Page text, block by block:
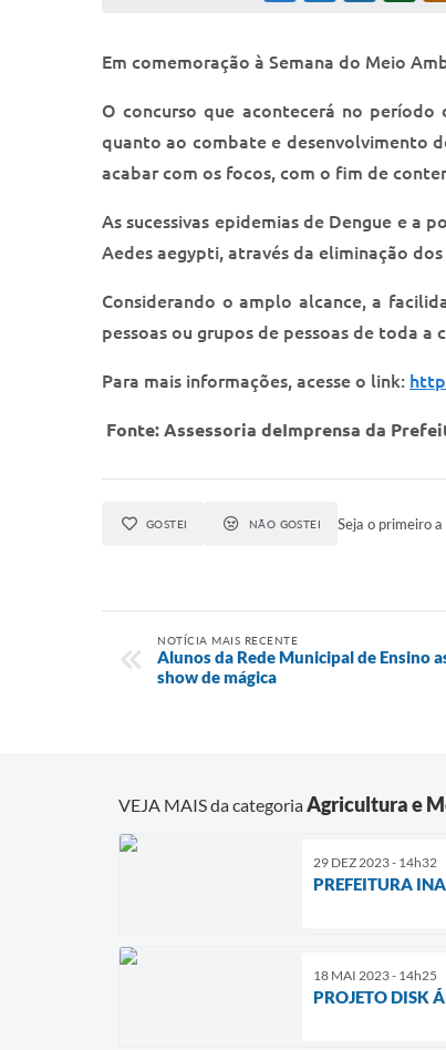
Em comemoração à Semana do Meio
O concurso que acontecerá no
quanto ao combate e desenvolvimento
acabar com os focos, com o fim de
As sucessivas epidemias de Dengue e a
Aedes aegypti, através da eliminação
Considerando o amplo alcance, a
pessoas ou grupos de pessoas de toda a
Para mais informações, acesse o link:
Fonte: Assessoria deImprensa da
GOSTEI NÃO GOSTEI Seja o primeiro
NOTÍCIA MAIS RECENTE
Alunos da Rede Municipal de Ensino
show de mágica
VEJA MAIS da categoriaAgricultura e
29 DEZ 2023 - 14h32
PREFEITURA
18 MAI 2023 - 14h25
PROJETO DISK